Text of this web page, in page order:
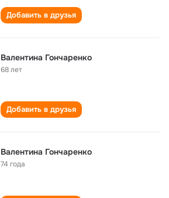
Добавить в друзья
Валентина Гончаренко
68 лет
Добавить в друзья
Валентина Гончаренко
74 года